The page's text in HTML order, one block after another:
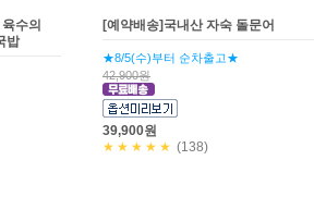
국밥
[강고집] 바삭한 쌀가루를 입힌 쌀바삭
(쥐포40g+청양마요소스20g)
30,000원
20,900원